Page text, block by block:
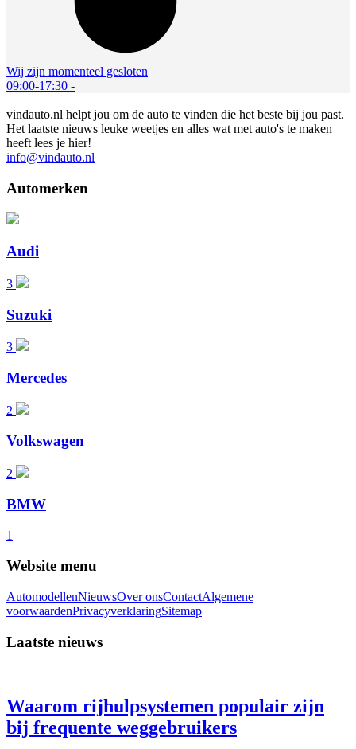
Wij zijn momenteel gesloten
09:00-17:30 -
vindauto.nl helpt jou om de auto te vinden die het beste bij jou past.
Het laatste nieuws leuke weetjes en alles wat met auto's te maken
heeft lees je hier!
info@vindauto.nl
Automerken
Audi
3
Suzuki
3
Mercedes
2
Volkswagen
2
BMW
1
Website menu
AutomodellenNieuwsOver onsContactAlgemene
voorwaardenPrivacyverklaringSitemap
Laatste nieuws
Waarom rijhulpsystemen populair zijn
bij frequente weggebruikers